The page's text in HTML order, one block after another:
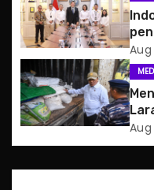
i
o
n